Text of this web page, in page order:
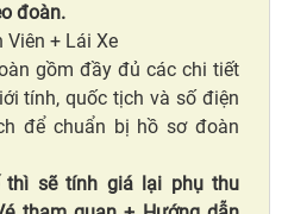
đoàn.
+ Lái Xe
gồm đầy đủ các chi tiết
tính, quốc tịch và số điện
để chuẩn bị hồ sơ đoàn
thì sẽ tính giá lại phụ thu